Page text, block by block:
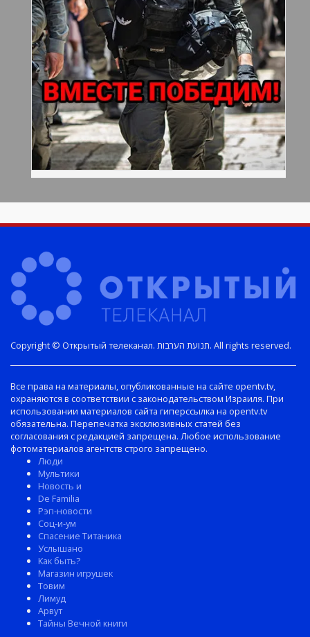
Copyright © Открытый телеканал. תנועת הערבות. All rights reserved.
Все права на материалы, опубликованные на сайте opentv.tv,
охраняются в соответствии с законодательством Израиля. При
использовании материалов сайта гиперссылка на opentv.tv
обязательна. Перепечатка эксклюзивных статей без
согласования с редакцией запрещена. Любое использование
фотоматериалов агентств строго запрещено.
Люди
Мультики
Новость и
De Familia
Рэп-новости
Соц-и-ум
Спасение Титаника
Услышано
Как быть?
Магазин игрушек
Товим
Лимуд
Арвут
Тайны Вечной книги